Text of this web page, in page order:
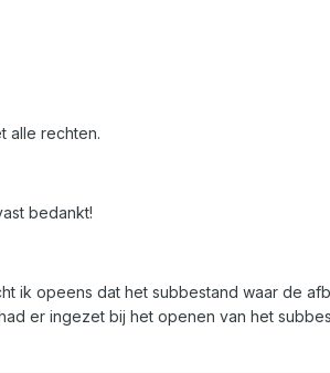
alle rechten.
bedankt!
ik opeens dat het subbestand waar de
er ingezet bij het openen van het